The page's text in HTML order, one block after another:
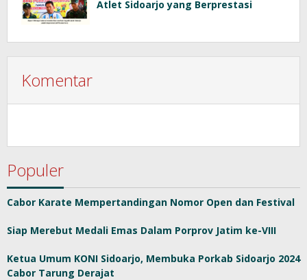
Atlet Sidoarjo yang Berprestasi
Komentar
Populer
Cabor Karate Mempertandingan Nomor Open dan Festival
Siap Merebut Medali Emas Dalam Porprov Jatim ke-VIII
Ketua Umum KONI Sidoarjo, Membuka Porkab Sidoarjo 2024
Cabor Tarung Derajat